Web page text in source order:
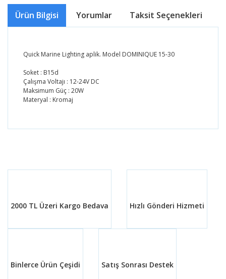
Ürün Bilgisi Yorumlar Taksit Seçenekleri
Quick Marine Lighting aplik. Model DOMINIQUE 15-30
Soket : B15d
Çalışma Voltajı : 12-24V DC
Maksimum Güç : 20W
Materyal : Kromaj
Yorum Yaz
Ürün bilgilerinde hatalar bulunuyor.
2000 TL Üzeri Kargo Bedava Hızlı Gönderi Hizmeti
Binlerce Ürün Çeşidi Satış Sonrası Destek